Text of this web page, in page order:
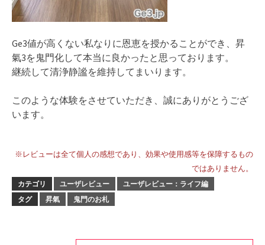
Ge3値が高くない私なりに恩恵を授かることができ、昇
氣3を鬼門化して本当に良かったと思っております。
継続して清浄静謐を維持してまいります。
このような体験をさせていただき、誠にありがとうござ
います。
※レビューは全て個人の感想であり、効果や使用感等を保障するもの
ではありません。
カテゴリ ユーザレビュー
ユーザレビュー：ライフ編
タグ
昇氣 鬼門のお札